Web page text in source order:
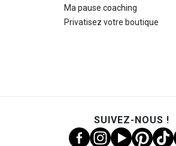
Ma pause coaching
Privatisez votre boutique
SUIVEZ-NOUS !